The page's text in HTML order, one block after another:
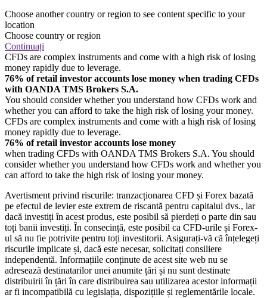
Choose another country or region to see content specific to your
location
Choose country or region
Continuați
CFDs are complex instruments and come with a high risk of losing
money rapidly due to leverage.
76% of retail investor accounts lose money when trading CFDs
with OANDA TMS Brokers S.A.
You should consider whether you understand how CFDs work and
whether you can afford to take the high risk of losing your money.
CFDs are complex instruments and come with a high risk of losing
money rapidly due to leverage.
76% of retail investor accounts lose money
when trading CFDs with OANDA TMS Brokers S.A. You should
consider whether you understand how CFDs work and whether you
can afford to take the high risk of losing your money.
Avertisment privind riscurile: tranzacționarea CFD și Forex bazată
pe efectul de levier este extrem de riscantă pentru capitalul dvs., iar
dacă investiți în acest produs, este posibil să pierdeți o parte din sau
toți banii investiți. În consecință, este posibil ca CFD-urile și Forex-
ul să nu fie potrivite pentru toți investitorii. Asigurați-vă că înțelegeți
riscurile implicate și, dacă este necesar, solicitați consiliere
independentă. Informațiile conținute de acest site web nu se
adresează destinatarilor unei anumite țări și nu sunt destinate
distribuirii în țări în care distribuirea sau utilizarea acestor informații
ar fi incompatibilă cu legislația, dispozițiile și reglementările locale.